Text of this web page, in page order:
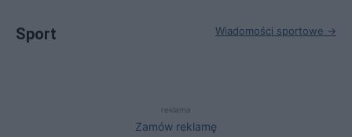
Sport Wiadomości sportowe →
reklama
Zamów reklamę